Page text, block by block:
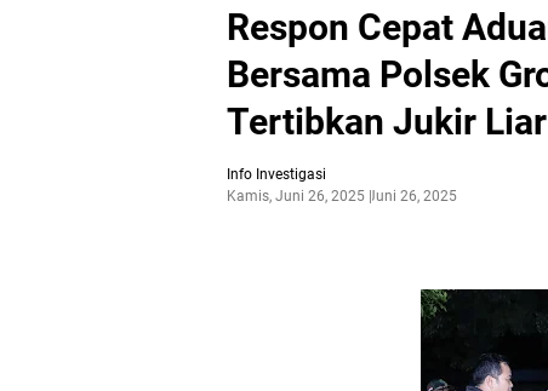
Respon Cepat
Bersama Polsek
Tertibkan Jukir
Info Investigasi
Kamis, Juni 26, 2025 Juni 26, 2025